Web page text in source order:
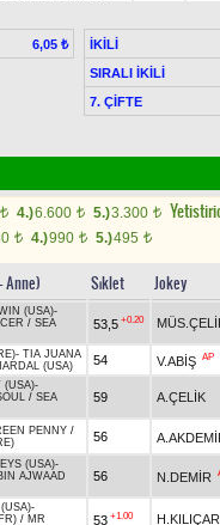
6,05 ₺
İKİLİ
SIRALI İKİLİ
7. ÇİFTE
t 4.)6.600 t 5.)3.300 t
t 4.)990 t 5.)495 t
Anne) Sıklet Jokey
(USA)-
/ SEA
53,5 +0.20
- TIA JUANA
(USA) 54 V.ABİŞ AP
(USA)-
/ SEA
59 A.ÇELİK
PENNY /
56
(USA)-
AJWAAD
56 N.DEMİR
-
/ MR
53 +1.00